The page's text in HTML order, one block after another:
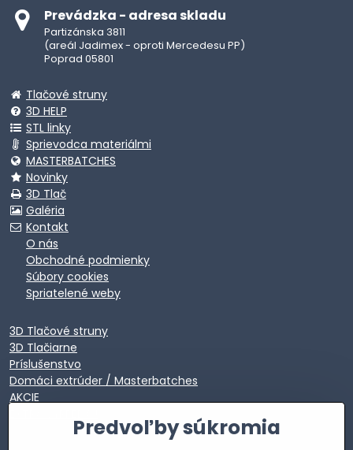
Prevádzka - adresa skladu
Partizánska 3811
(areál Jadimex - oproti Mercedesu PP)
Poprad 05801
Tlačové struny
3D HELP
STL linky
Sprievodca materiálmi
MASTERBATCHES
Novinky
3D Tlač
Galéria
Kontakt
O nás
Obchodné podmienky
Súbory cookies
Spriatelené weby
3D Tlačové struny
3D Tlačiarne
Príslušenstvo
Domáci extrúder / Masterbatches
AKCIE
Predvoľby súkromia